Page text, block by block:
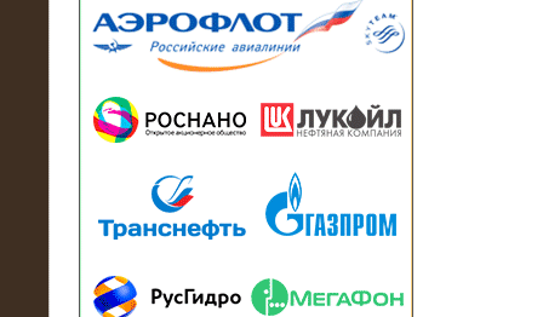
13.07.2018
модуль в контейнере 2700 кВА на
Балтийский завод